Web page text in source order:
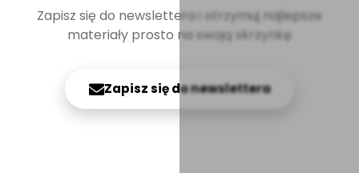
Zapisz się do newslettera i otrzymuj najlepsze
materiały prosto na swoją skrzynkę
Zapisz się do newslettera